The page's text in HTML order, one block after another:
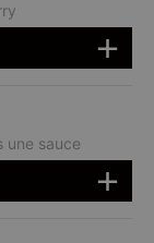
une sauce